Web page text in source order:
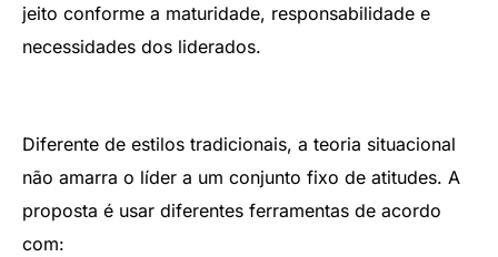
jeito conforme a maturidade, responsabilidade e
necessidades dos liderados.
Diferente de estilos tradicionais, a teoria situacional
não amarra o líder a um conjunto fixo de atitudes. A
proposta é usar diferentes ferramentas de acordo
com: